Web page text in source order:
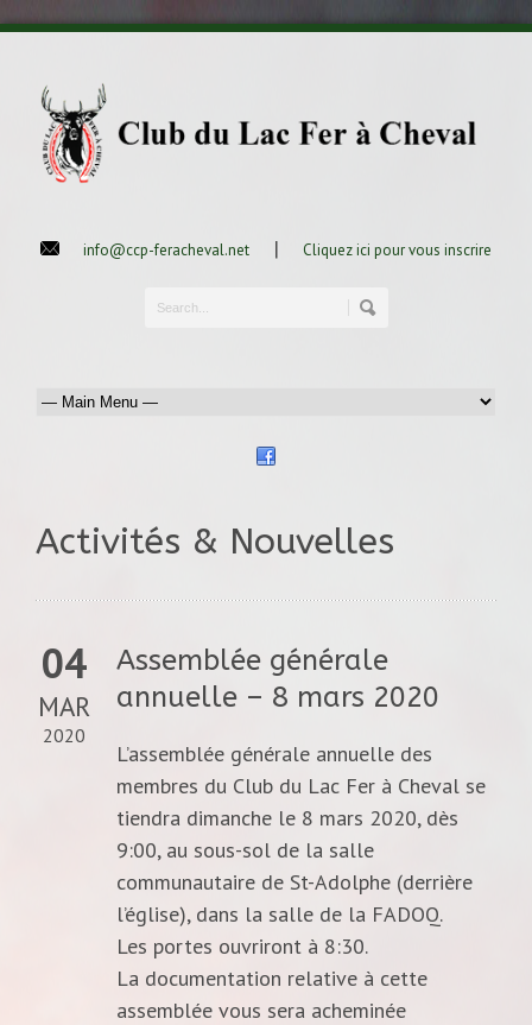
info@ccp-feracheval.net | Cliquez ici pour vous inscrire
Activités & Nouvelles
04
MAR
2020
Assemblée générale
annuelle – 8 mars 2020
L’assemblée générale annuelle des
membres du Club du Lac Fer à Cheval se
tiendra dimanche le 8 mars 2020, dès
9:00, au sous-sol de la salle
communautaire de St-Adolphe (derrière
l’église), dans la salle de la FADOQ.
Les portes ouvriront à 8:30.
La documentation relative à cette
assemblée vous sera acheminée